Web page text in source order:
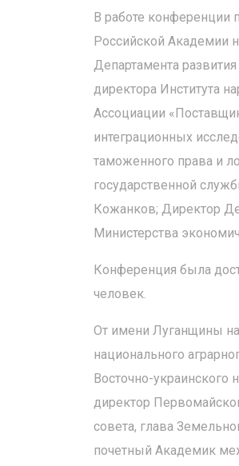
В работе конференции
Российской Академии
Департамента
директора Института
Ассоциации
интеграционных
таможенного права и
государственной
Кожанков; Директор
Министерства
Конференция была
человек.
От имени Луганщины
национального
Восточно-
директор
совета, глава
почетный Академик